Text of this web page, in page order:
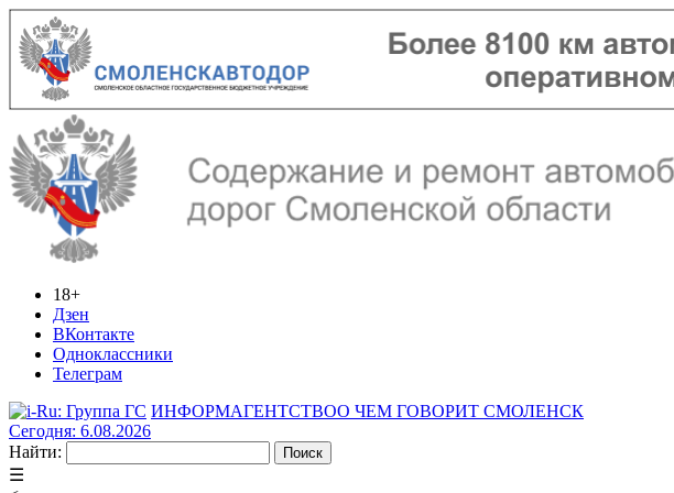
18+
Дзен
ВКонтакте
Одноклассники
Телеграм
ИНФОРМАГЕНТСТВОО ЧЕМ ГОВОРИТ СМОЛЕНСК
Сегодня: 6.08.2026
Найти:
☰